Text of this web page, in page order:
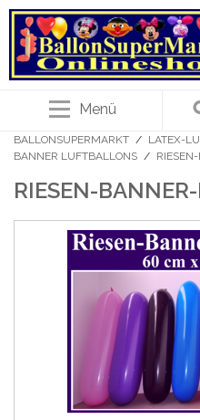
Menü
BALLONSUPERMARKT / LATEX-
BANNER LUFTBALLONS /
RIESEN-